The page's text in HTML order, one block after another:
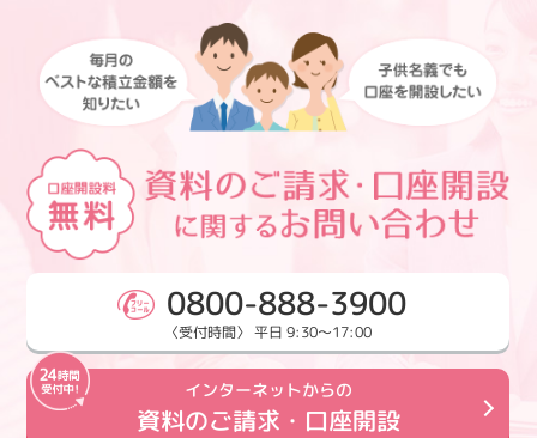
0800-888-3900
〈受付時間〉 平日 9:30～17:00
インターネットからの
資料のご請求・口座開設